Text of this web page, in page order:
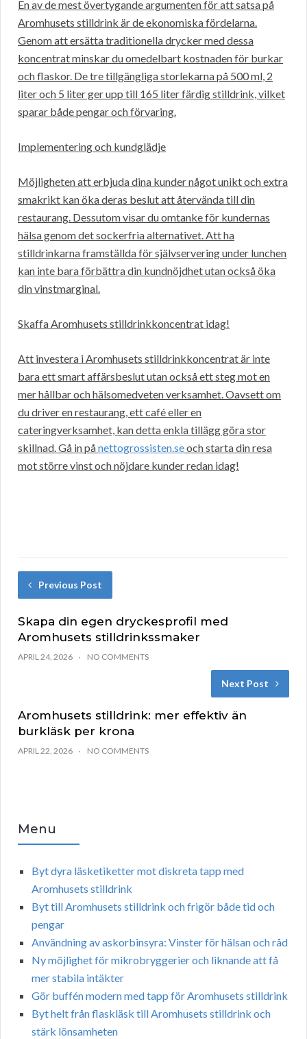
En av de mest övertygande argumenten för att satsa på
Aromhusets stilldrink är de ekonomiska fördelarna.
Genom att ersätta traditionella drycker med dessa
koncentrat minskar du omedelbart kostnaden för burkar
och flaskor. De tre tillgängliga storlekarna på 500 ml, 2
liter och 5 liter ger upp till 165 liter färdig stilldrink, vilket
sparar både pengar och förvaring.
Implementering och kundglädje
Möjligheten att erbjuda dina kunder något unikt och extra
smakrikt kan öka deras beslut att återvända till din
restaurang. Dessutom visar du omtanke för kundernas
hälsa genom det sockerfria alternativet. Att ha
stilldrinkarna framställda för självservering under lunchen
kan inte bara förbättra din kundnöjdhet utan också öka
din vinstmarginal.
Skaffa Aromhusets stilldrinkkoncentrat idag!
Att investera i Aromhusets stilldrinkkoncentrat är inte
bara ett smart affärsbeslut utan också ett steg mot en
mer hållbar och hälsomedveten verksamhet. Oavsett om
du driver en restaurang, ett café eller en
cateringverksamhet, kan detta enkla tillägg göra stor
skillnad. Gå in pånettogrossisten.seoch starta din resa
mot större vinst och nöjdare kunder redan idag!
Previous Post
Skapa din egen dryckesprofil med
Aromhusets stilldrinkssmaker
APRIL 24, 2026 NO COMMENTS
Next Post
Aromhusets stilldrink: mer effektiv än
burkläsk per krona
APRIL 22, 2026 NO COMMENTS
Menu
Byt dyra läsketiketter mot diskreta tapp med
Aromhusets stilldrink
Byt till Aromhusets stilldrink och frigör både tid och
pengar
Användning av askorbinsyra: Vinster för hälsan och råd
Ny möjlighet för mikrobryggerier och liknande att få
mer stabila intäkter
Gör buffén modern med tapp för Aromhusets stilldrink
Byt helt från flaskläsk till Aromhusets stilldrink och
stärk lönsamheten